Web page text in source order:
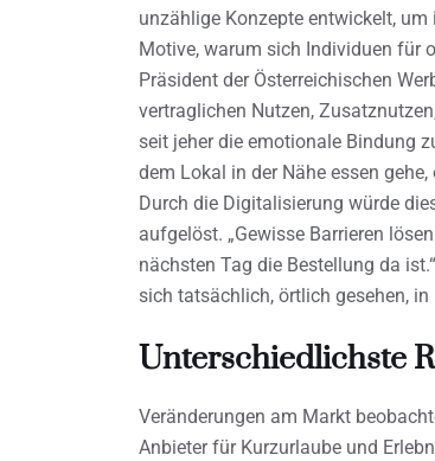
unzählige Konzepte entwickelt, um
Motive, warum sich Individuen für
Präsident der Österreichischen
vertraglichen Nutzen,
seit jeher die emotionale Bindung
dem Lokal in der Nähe essen
Durch die Digitalisierung würde
aufgelöst. „Gewisse Barrieren
nächsten Tag die Bestellung da
sich tatsächlich, örtlich gesehen, in
Unterschiedlichste
Veränderungen am Markt
Anbieter für Kurzurlaube und